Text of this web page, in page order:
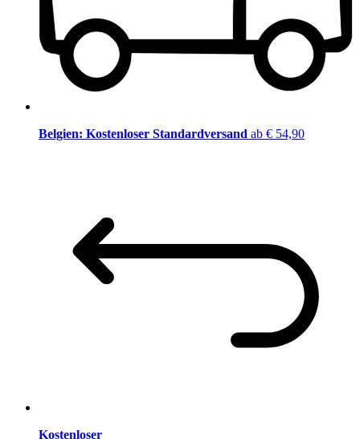
Belgien: Kostenloser Standardversand ab € 54,90
Kostenloser